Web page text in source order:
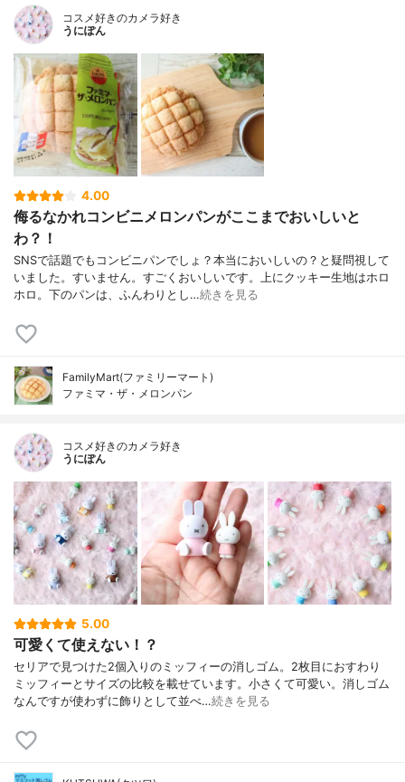
コスメ好きのカメラ好き
うにぽん
4.00
侮るなかれコンビニメロンパンがここまでおいしいと
わ？！
SNSで話題でもコンビニパンでしょ？本当においしいの？と疑問視して
いました。すいません。すごくおいしいです。上にクッキー生地はホロ
ホロ。下のパンは、ふんわりとし…続きを見る
FamilyMart(ファミリーマート)
ファミマ・ザ・メロンパン
コスメ好きのカメラ好き
うにぽん
5.00
可愛くて使えない！？
セリアで見つけた2個入りのミッフィーの消しゴム。2枚目におすわり
ミッフィーとサイズの比較を載せています。小さくて可愛い。消しゴム
なんですが使わずに飾りとして並べ…続きを見る